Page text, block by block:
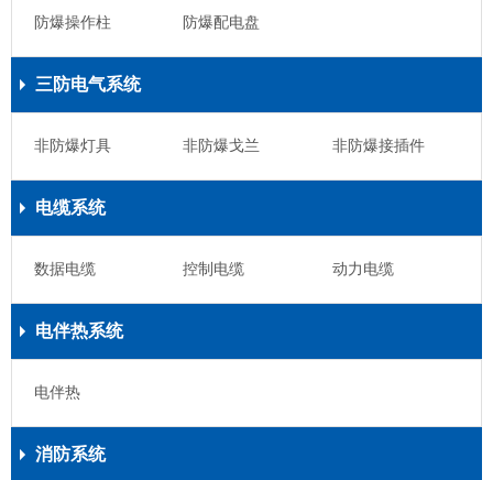
防爆操作柱 防爆配电盘
三防电气系统
非防爆灯具 非防爆戈兰 非防爆接插件
电缆系统
数据电缆 控制电缆 动力电缆
电伴热系统
电伴热
消防系统